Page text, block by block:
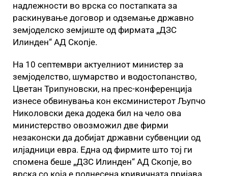
надлежности во врска со постапката за
раскинување договор и одземање државно
земјоделско земјиште од фирмата „ДЗС
Илинден“ АД Скопје.
На 10 септември актуелниот министер за
земјоделство, шумарство и водостопанство,
Цветан Трипуновски, на прес-конференција
изнесе обвинувања кон ексминистерот Љупчо
Николовски дека додека бил на чело ова
министерство овозможил две фирми
незаконски да добијат државни субвенции од
илјадници евра. Една од фирмите што тој ги
спомена беше „ДЗС Илинден“ АД Скопје, во
врска со која е поднесена кривичната пријава.